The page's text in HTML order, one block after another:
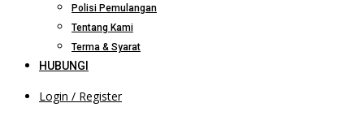
Polisi Pemulangan
Tentang Kami
Terma & Syarat
HUBUNGI
Login / Register